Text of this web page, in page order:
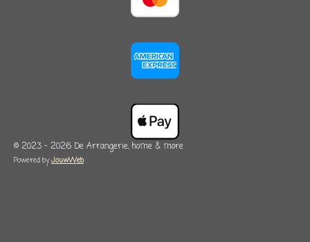
© 2023 - 2026 De Arrangerie, home & more
Powered byJouwWeb